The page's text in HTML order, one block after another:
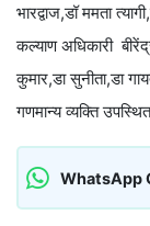
भारद्वाज,डॉ ममता
कल्याण अधिकारी
कुमार,डा सुनीता,डा
गणमान्य व्यक्ति
WhatsApp